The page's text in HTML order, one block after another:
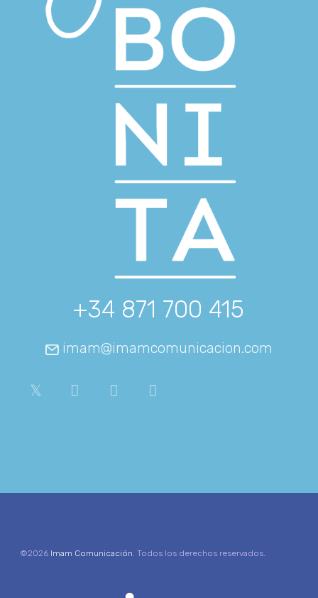
+34 871 700 415
imam@imamcomunicacion.com
©2026 Imam Comunicación. Todos los derechos reservados.